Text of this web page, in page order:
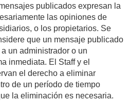
publicados expresan la
las opiniones de
o los propietarios. Se
que un mensaje publicado
un administrador o un
inmediata. El Staff y el
el derecho a eliminar
de un período de tiempo
la eliminación es necesaria.